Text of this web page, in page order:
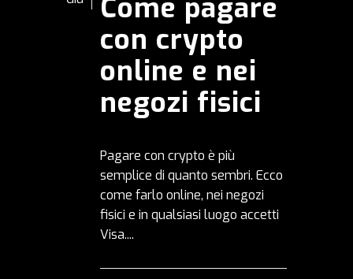
Come pagare
con crypto
online e nei
negozi fisici
Pagare con crypto è più
semplice di quanto sembri. Ecco
come farlo online, nei negozi
fisici e in qualsiasi luogo accetti
Visa....